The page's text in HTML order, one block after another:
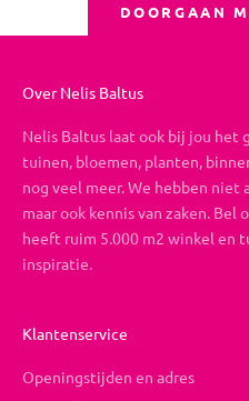
DOORGAAN
Over Nelis Baltus
Nelis Baltus laat ook bij jou het
tuinen, bloemen, planten,
nog veel meer. We hebben
maar ook kennis van zaken. Bel
heeft ruim 5.000 m2 winkel en
inspiratie.
Klantenservice
Openingstijden en adres